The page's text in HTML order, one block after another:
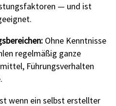
— und ist
Ohne Kenntnisse
regelmäßig ganze
Führungsverhalten
wenn ein selbst erstellter